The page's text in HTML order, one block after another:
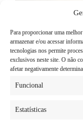
Para proporcionar uma
armazenar e/ou acessar
tecnologias nos permite
exclusivos neste site. O não
afetar negativamente
Funcional
Estatísticas